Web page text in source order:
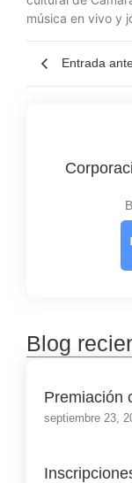
música en vivo y
Entrada
Blog
Premiación
septiembre 23,